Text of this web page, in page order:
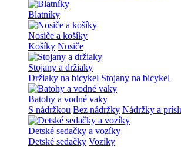
Blatníky
Nosiče a košíky
Košíky Nosiče
Stojany a držiaky
Držiaky na bicykel Stojany na bicykel
Batohy a vodné vaky
S nádržkou Bez nádržky Nádržky a
Detské sedačky a vozíky
Detské sedačky Vozíky